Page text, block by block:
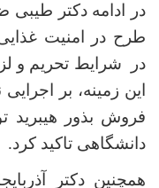
در ادامه دکتر
طرح در امنیت
در شرایط تحریم و
این زمینه، بر
فروش بذور هیبرید
دانشگاهی تاکید کرد.
همچنین دکتر